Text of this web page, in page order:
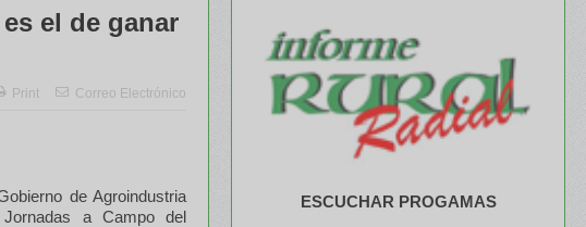
el de ganar
Print Correo Electrónico
de Agroindustria
a Campo del
ESCUCHAR PROGAMAS